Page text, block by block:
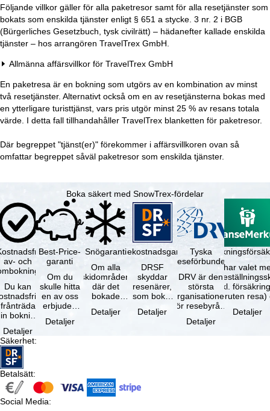
t
s
i
d
a
Följande villkor gäller för alla paketresor samt för alla resetjänster som
bokats som enskilda tjänster enligt § 651 a stycke. 3 nr. 2 i BGB
(Bürgerliches Gesetzbuch, tysk civilrätt) – hädanefter kallade enskilda
tjänster – hos arrangören TravelTrex GmbH.
Allmänna affärsvillkor för TravelTrex GmbH
En paketresa är en bokning som utgörs av en kombination av minst
två resetjänster. Alternativt också om en av resetjänsterna bokas med
en ytterligare turisttjänst, vars pris utgör minst 25 % av resans totala
värde. I detta fall tillhandahåller TravelTrex blanketten för paketresor.
Där begreppet "tjänst(er)" förekommer i affärsvillkoren ovan så
omfattar begreppet såväl paketresor som enskilda tjänster.
Boka säkert med SnowTrex-fördelar
av- och
Du kan
frånträda
bokning
efter
…
Detaljer
Best-Price-
garanti
Om du
skulle hitta
en av oss
erbjuden
samma
Detaljer
Snögaranti
Om alla
skidområden
där det
bokade
gäller –
Detaljer
Resekostnadsgaranti
DRSF
skyddar
resenärer,
som bokat
paketresa
Detaljer
Tyska
reseförbundet
DRV är den
största
organisationen
för resebyråer
researrangörer
Detaljer
Du har valet
(inkl.
avbruten resa)
Detaljer
Säkerhet:
Betalsätt:
Social Media: